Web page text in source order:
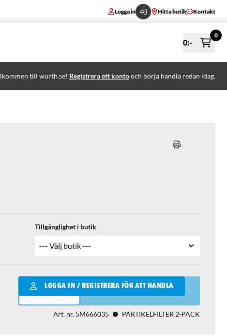
Logga in Hitta butik Kontakt
0:-
0
till wurth.se! Registrera ett kontooch börja handla redan idag.
Tillgänglighet i butik
LOGGA IN / REGISTRERA FÖR ATT HANDLA
Qantity
LÄGG I VARUKORGEN
Art. nr. 5M666035 PARTIKELFILTER 2-PACK